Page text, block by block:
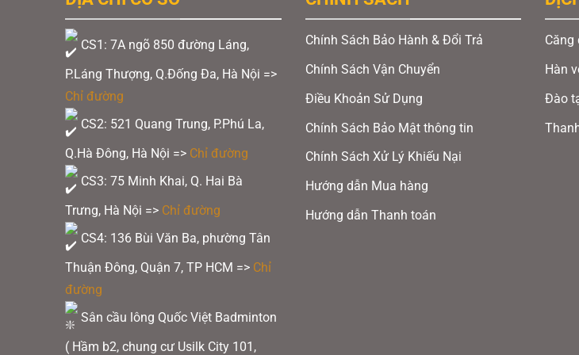
tiếp xúc bóng, mở rộng tiết diện điểm ngọt, cho đường bóng đi đúng
Xem thêm:Vũ Thị Trang & Bùi Bích Phương: Tỏa sáng với tấm huy
Games 33 – Thái Lan
nhiều
biến
thể.
chọn
có
thể
chọn
CS1: 7A ngõ 850 đường Láng,
P.Láng Thượng, Q.Đống Đa, Hà Nội =>
Chỉ đường
CS2: 521 Quang Trung, P.Phú La,
Q.Hà Đông, Hà Nội => Chỉ đường
CS3: 75 Minh Khai, Q. Hai Bà
Trưng, Hà Nội => Chỉ đường
CS4: 136 Bùi Văn Ba, phường Tân
Thuận Đông, Quận 7, TP HCM => Chỉ
đường
Sân cầu lông Quốc Việt Badminton
( Hầm b2, chung cư Usilk City 101,
Chính Sách Bảo Hành & Đổi Trả
Chính Sách Vận Chuyển
Điều Khoản Sử Dụng
Chính Sách Bảo Mật thông tin
Chính Sách Xử Lý Khiếu Nại
Hướng dẫn Mua hàng
Hướng dẫn Thanh toán
Căng
Hàn
Đào